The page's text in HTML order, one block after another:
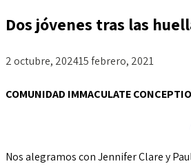
Dos jóvenes tras las
2 octubre, 202415 febrero, 2021
COMUNIDAD IMMACULATE
Nos alegramos con Jennifer Clare y